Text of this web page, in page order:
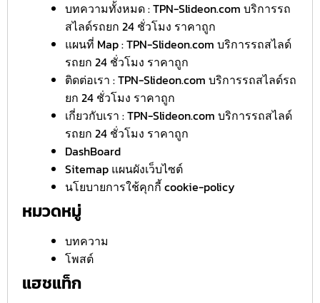
บทความทั้งหมด : TPN-Slideon.com บริการรถ
สไลด์รถยก 24 ชั่วโมง ราคาถูก
แผนที่ Map : TPN-Slideon.com บริการรถสไลด์
รถยก 24 ชั่วโมง ราคาถูก
ติดต่อเรา : TPN-Slideon.com บริการรถสไลด์รถ
ยก 24 ชั่วโมง ราคาถูก
เกี่ยวกับเรา : TPN-Slideon.com บริการรถสไลด์
รถยก 24 ชั่วโมง ราคาถูก
DashBoard
Sitemap แผนผังเว็บไซต์
นโยบายการใช้คุกกี้ cookie-policy
หมวดหมู่
บทความ
โพสต์
แฮชแท็ก